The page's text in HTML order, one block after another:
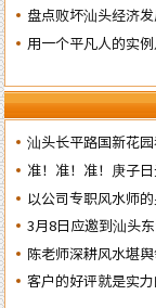
盘点败坏汕头经济
用一个平凡人的实
汕头长平路国新花
准！准！准！庚子
以公司专职风水师
周年庆典
3月8日应邀到汕头
陈老师深耕风水堪
客户的好评就是实力